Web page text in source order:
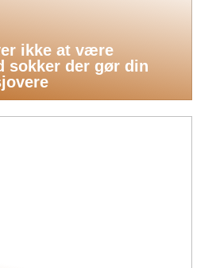
ikke at være
sokker der gør din